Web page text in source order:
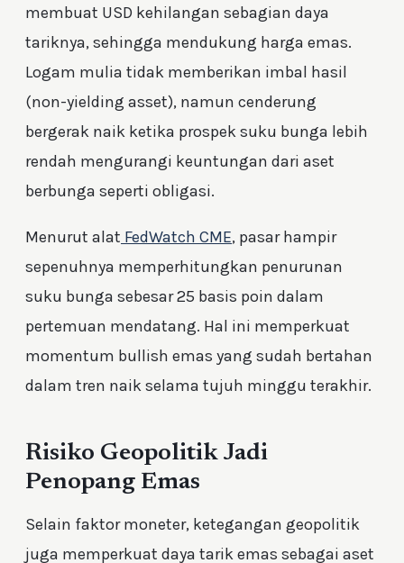
membuat USD kehilangan sebagian daya
tariknya, sehingga mendukung harga emas.
Logam mulia tidak memberikan imbal hasil
(non-yielding asset), namun cenderung
bergerak naik ketika prospek suku bunga lebih
rendah mengurangi keuntungan dari aset
berbunga seperti obligasi.
Menurut alat FedWatch CME, pasar hampir
sepenuhnya memperhitungkan penurunan
suku bunga sebesar 25 basis poin dalam
pertemuan mendatang. Hal ini memperkuat
momentum bullish emas yang sudah bertahan
dalam tren naik selama tujuh minggu terakhir.
Risiko Geopolitik Jadi
Penopang Emas
Selain faktor moneter, ketegangan geopolitik
juga memperkuat daya tarik emas sebagai aset